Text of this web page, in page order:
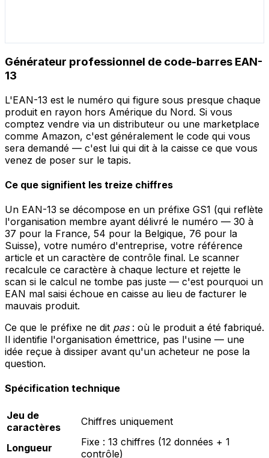
Générateur professionnel de code-barres EAN-
13
L'EAN-13 est le numéro qui figure sous presque chaque
produit en rayon hors Amérique du Nord. Si vous
comptez vendre via un distributeur ou une marketplace
comme Amazon, c'est généralement le code qui vous
sera demandé — c'est lui qui dit à la caisse ce que vous
venez de poser sur le tapis.
Ce que signifient les treize chiffres
Un EAN-13 se décompose en un préfixe GS1 (qui reflète
l'organisation membre ayant délivré le numéro — 30 à
37 pour la France, 54 pour la Belgique, 76 pour la
Suisse), votre numéro d'entreprise, votre référence
article et un caractère de contrôle final. Le scanner
recalcule ce caractère à chaque lecture et rejette le
scan si le calcul ne tombe pas juste — c'est pourquoi un
EAN mal saisi échoue en caisse au lieu de facturer le
mauvais produit.
Ce que le préfixe ne dit pas: où le produit a été fabriqué.
Il identifie l'organisation émettrice, pas l'usine — une
idée reçue à dissiper avant qu'un acheteur ne pose la
question.
Spécification technique
Jeu de
caractères
Chiffres uniquement
Longueur
Fixe : 13 chiffres (12 données + 1
contrôle)